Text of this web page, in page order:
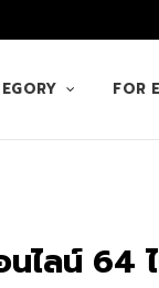
FOR
นไลน์ 64